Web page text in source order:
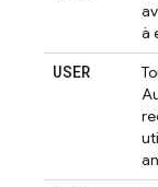
à
USER